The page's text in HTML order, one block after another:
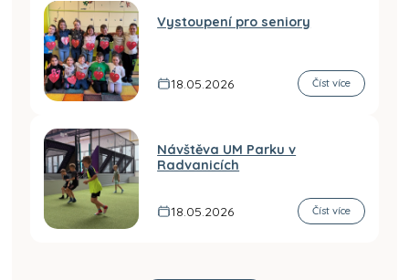
Vystoupení pro seniory
18.05.2026 Číst více
Návštěva UM Parku v
Radvanicích
18.05.2026 Číst více